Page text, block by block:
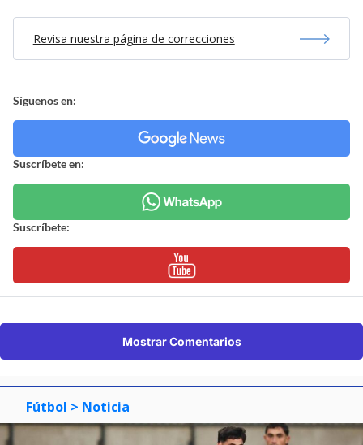
Revisa nuestra página de correcciones
Síguenos en:
Suscríbete en:
Suscríbete:
Mostrar Comentarios
Fútbol > Noticia